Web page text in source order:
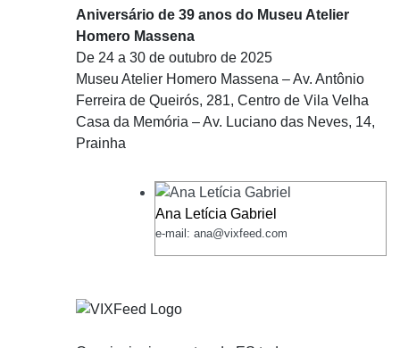
Aniversário de 39 anos do Museu Atelier
Homero Massena
De 24 a 30 de outubro de 2025
Museu Atelier Homero Massena – Av. Antônio
Ferreira de Queirós, 281, Centro de Vila Velha
Casa da Memória – Av. Luciano das Neves, 14,
Prainha
Ana Letícia Gabriel
e-mail: ana@vixfeed.com